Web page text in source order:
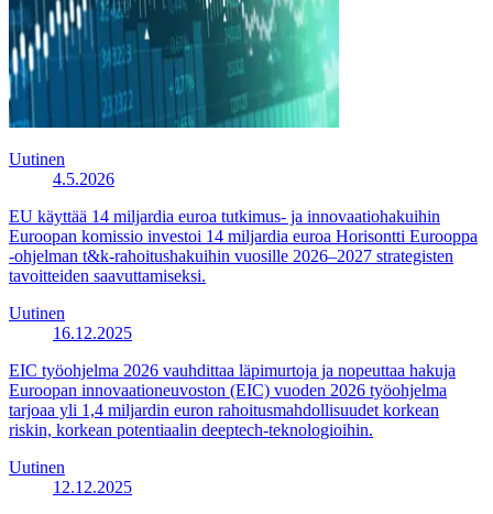
Uutinen
4.5.2026
EU käyttää 14 miljardia euroa tutkimus- ja innovaatiohakuihin
Euroopan komissio investoi 14 miljardia euroa Horisontti Eurooppa
-ohjelman t&k-rahoitushakuihin vuosille 2026–2027 strategisten
tavoitteiden saavuttamiseksi.
Uutinen
16.12.2025
EIC työohjelma 2026 vauhdittaa läpimurtoja ja nopeuttaa hakuja
Euroopan innovaationeuvoston (EIC) vuoden 2026 työohjelma
tarjoaa yli 1,4 miljardin euron rahoitusmahdollisuudet korkean
riskin, korkean potentiaalin deeptech-teknologioihin.
Uutinen
12.12.2025